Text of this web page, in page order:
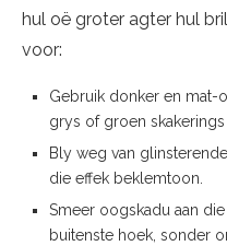
hul oë groter agter hul
voor:
Gebruik donker en mat-
grys of groen
Bly weg van
die effek beklemtoon.
Smeer oogskadu aan
buitenste hoek, sonder